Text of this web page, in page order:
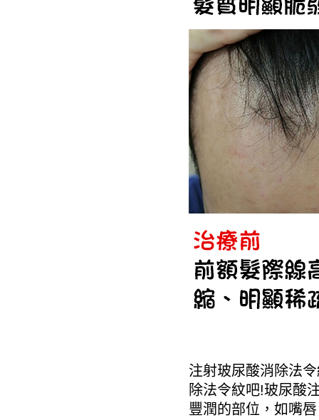
注射玻尿酸消除法
除法令紋吧!玻尿酸
豐潤的部位，如嘴